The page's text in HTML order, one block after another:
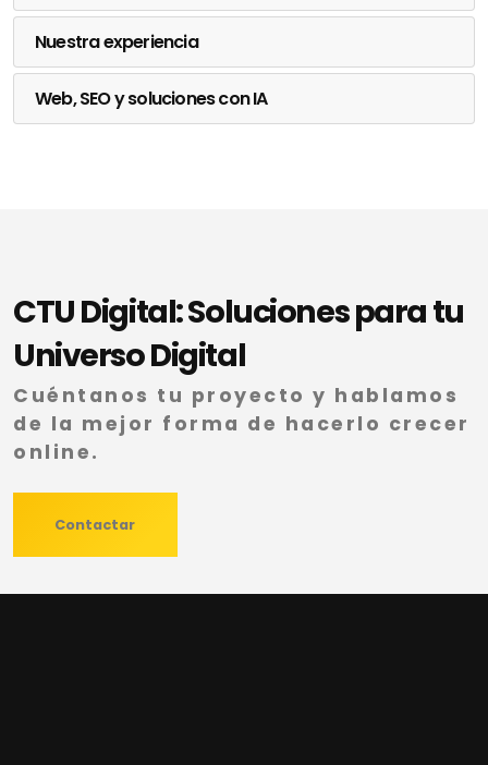
Nuestra experiencia
Web, SEO y soluciones con IA
CTU Digital: Soluciones para tu
Universo Digital
Cuéntanos tu proyecto y hablamos
de la mejor forma de hacerlo crecer
online.
Contactar